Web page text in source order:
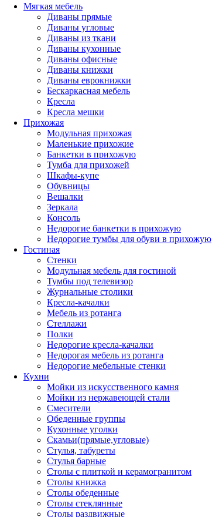
Мягкая мебель
Диваны прямые
Диваны угловые
Диваны из ткани
Диваны кухонные
Диваны офисные
Диваны книжки
Диваны еврокнижки
Бескаркасная мебель
Кресла
Кресла мешки
Прихожая
Модульная прихожая
Маленькие прихожие
Банкетки в прихожую
Тумба для прихожей
Шкафы-купе
Обувницы
Вешалки
Зеркала
Консоль
Недорогие банкетки в прихожую
Недорогие тумбы для обуви в прихожую
Гостиная
Стенки
Модульная мебель для гостиной
Тумбы под телевизор
Журнальные столики
Кресла-качалки
Мебель из ротанга
Стеллажи
Полки
Недорогие кресла-качалки
Недорогая мебель из ротанга
Недорогие мебельные стенки
Кухни
Мойки из искусственного камня
Мойки из нержавеющей стали
Смесители
Обеденные группы
Кухонные уголки
Скамьи(прямые,угловые)
Стулья, табуреты
Стулья барные
Столы с плиткой и керамогранитом
Столы книжка
Столы обеденные
Столы стеклянные
Столы раздвижные